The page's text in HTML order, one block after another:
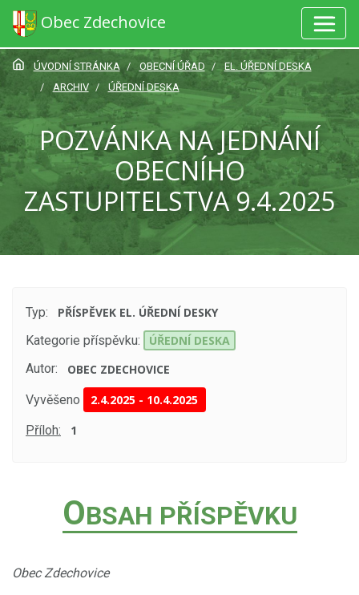
Obec Zdechovice
ÚVODNÍ STRÁNKA OBECNÍ ÚŘAD
EL. ÚŘEDNÍ DESKA
ARCHIV
ÚŘEDNÍ DESKA
POZVÁNKA NA JEDNÁNÍ
OBECNÍHO
ZASTUPITELSTVA 9.4.2025
Typ:
PŘÍSPĚVEK EL. ÚŘEDNÍ DESKY
Kategorie příspěvku:
ÚŘEDNÍ DESKA
Autor:
OBEC ZDECHOVICE
Vyvěšeno 2.4.2025 - 10.4.2025
Příloh: 1
OBSAH PŘÍSPĚVKU
Obec Zdechovice